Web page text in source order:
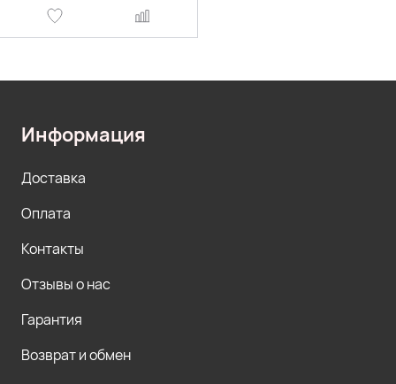
Информация
Доставка
Оплата
Контакты
Отзывы о нас
Гарантия
Возврат и обмен